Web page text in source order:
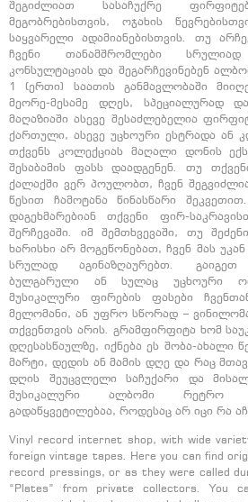
შეგიძლიათ სასაჩუქრე
მეგობრებისთვის, ოჯახის
საყვარელი ადამიანებისთვის. თუ
ჩვენი თანამშრომლები
კონსულტაციას და შეგარჩევინებენ
1 (ერთი) საათის განმავლობაში
მეორე-მესამე დღეს, სპეციალურად
მაღაზიაში ასევე შესაძლებელია
ქართული, ასევე უცხოური ესტრადა ან
თქვენს კოლექციას მაღალი დონის
შესაბამის ფასს დაადგენენ. თუ
ქალაქში ვერ პოულობთ, ჩვენ
წესით ჩამოტანა წინასწარი
დაგეხმარებიან თქვენი ფირ-
შერჩევაში. იმ შემთხვევაში, თუ
ხარისხი არ მოგეწონებათ, ჩვენ მას
სრულად აგინაზღაურებთ.
ბულგარული ან სულაც უცხოური
მუსიკალური ფირების ფასები
მელომანი, ან უფრო სწორად –
თქვენთვის არის. გრამფირფიტა ხომ
დღესასწაულზე, იქნება ეს შობა-ახალი
მარტი, დედის ან მამის დღე და რაც
დღის შეუცვლელი საჩუქარი და
მუსიკალური ალბომი რეტრო
გადაწყვეტილებაა, როდესაც არ იცი რა
Vinyl record internet shop, with wide
foreign vintage tapes. Here you can find
record pressings, or as they were called
“Plates” from private collectors. You